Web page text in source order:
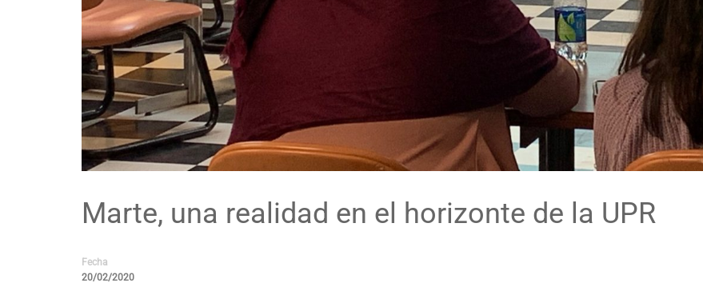
Marte, una realidad en el horizonte de la UPR
Fecha
20/02/2020